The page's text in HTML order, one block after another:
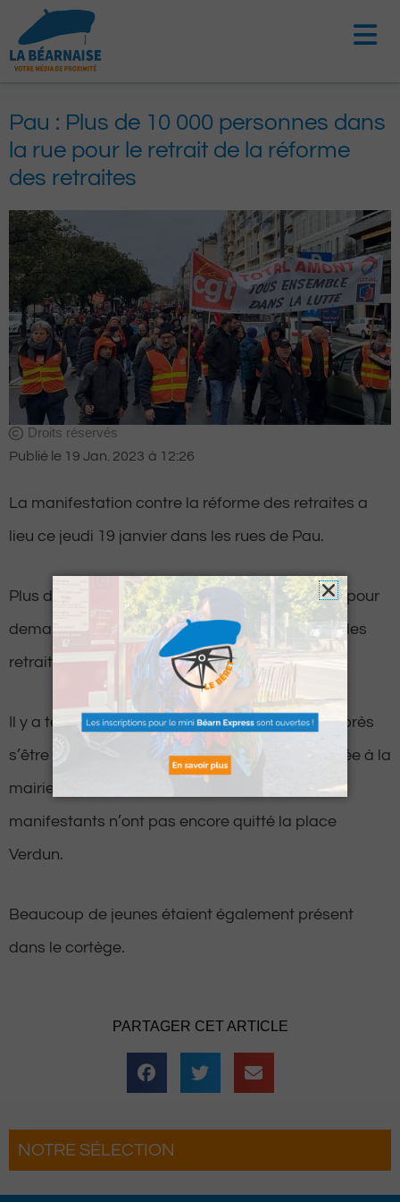
contenu
Pau : Plus de 10 000 personnes dans
la rue pour le retrait de la réforme
des retraites
Droits réservés
Publié le 19 Jan. 2023 à 12:26
La manifestation contre la réforme des retraites a
lieu ce jeudi 19 janvier dans les rues de Pau.
Plus de 10 000 personnes ont répondu présent pour
demander notamment le retrait de la réforme des
retraites.
Il y a tellement de monde qu’une demi-heure après
s’être élancée, la tête de cortège est déjà arrivée à la
mairie de Pau alors qu’une bonne partie des
manifestants n’ont pas encore quitté la place
Verdun.
Beaucoup de jeunes étaient également présent
dans le cortège.
PARTAGER CET ARTICLE
NOTRE SÉLECTION
: La Fête du Roi fait son grand retour
une troisième édition